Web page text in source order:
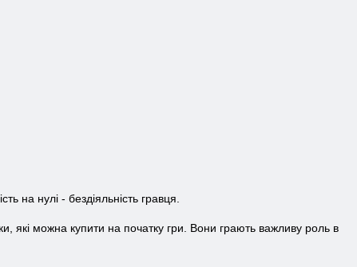
на нулі - бездіяльність гравця.
які можна купити на початку гри. Вони грають важливу роль в